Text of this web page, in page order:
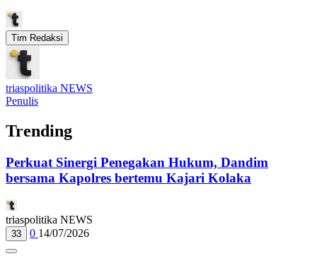
Tim Redaksi
triaspolitika NEWS
Penulis
Trending
Perkuat Sinergi Penegakan Hukum, Dandim
bersama Kapolres bertemu Kajari Kolaka
triaspolitika NEWS
33 0 14/07/2026